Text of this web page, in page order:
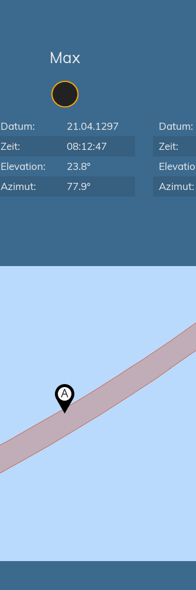
Max
Datum:
21.04.1297
Zeit:
08:12:47
Elevation:
23.8°
Azimut:
77.9°
Datum:
Zeit:
Azimut: